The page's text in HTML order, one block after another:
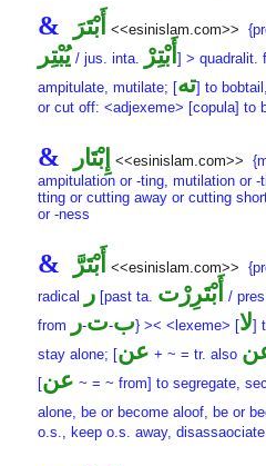
& أَبْتَرَ <<esinislam.com>>
يُبْتِر / jus. inta. أَبْتِرْ ] > quadralit.
ampitulate, mutilate; [ته] to
or cut off: <adjexeme> [copula] to
& إِبْتَار <<esinislam.com>>
ampitulation or -ting, mutilation or
tting or cutting away or cutting
or -ness
& أَبْتَرَّ <<esinislam.com>>
radical
ر[past ta. أَبْتَرِرْت /
from
ب-ت-ر } >< <lexeme> [لا]
stay alone; [عن + ~ = tr. also
[عن ~ = ~ from] to segregate,
alone, be or become aloof, be or
o.s., keep o.s. away,